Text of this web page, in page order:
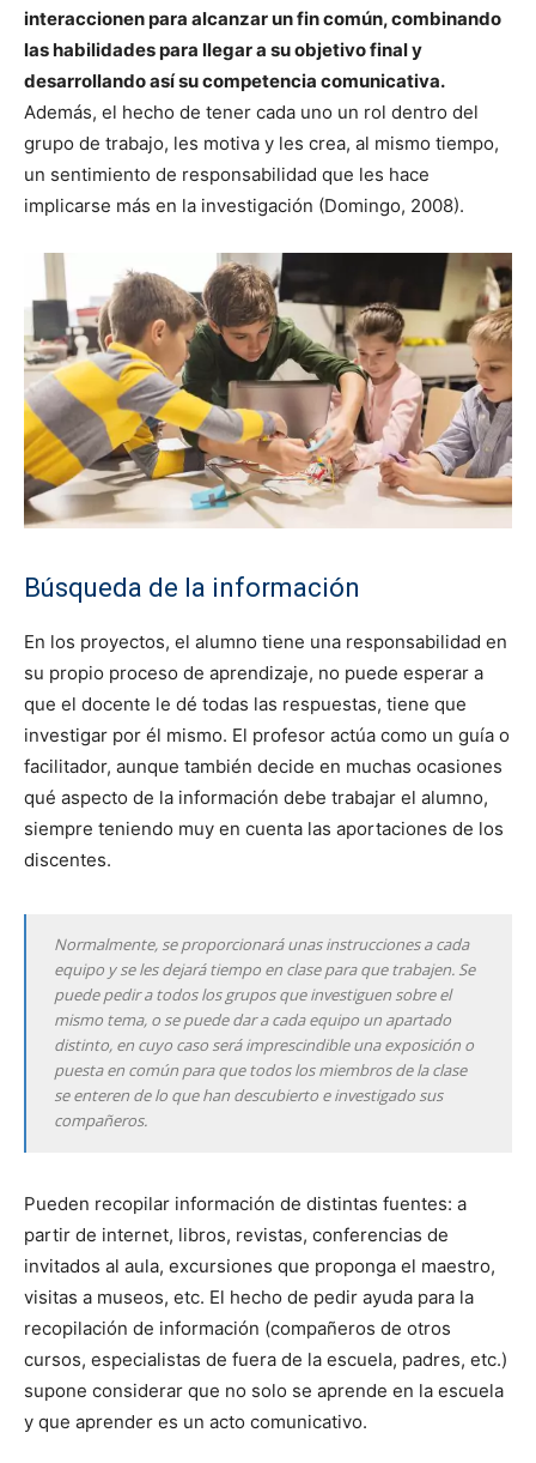
interaccionen para alcanzar un fin común, combinando
las habilidades para llegar a su objetivo final y
desarrollando así su competencia comunicativa.
Además, el hecho de tener cada uno un rol dentro del
grupo de trabajo, les motiva y les crea, al mismo tiempo,
un sentimiento de responsabilidad que les hace
implicarse más en la investigación (Domingo, 2008).
Búsqueda de la información
En los proyectos, el alumno tiene una responsabilidad en
su propio proceso de aprendizaje, no puede esperar a
que el docente le dé todas las respuestas, tiene que
investigar por él mismo. El profesor actúa como un guía o
facilitador, aunque también decide en muchas ocasiones
qué aspecto de la información debe trabajar el alumno,
siempre teniendo muy en cuenta las aportaciones de los
discentes.
Normalmente, se proporcionará unas instrucciones a cada
equipo y se les dejará tiempo en clase para que trabajen. Se
puede pedir a todos los grupos que investiguen sobre el
mismo tema, o se puede dar a cada equipo un apartado
distinto, en cuyo caso será imprescindible una exposición o
puesta en común para que todos los miembros de la clase
se enteren de lo que han descubierto e investigado sus
compañeros.
Pueden recopilar información de distintas fuentes: a
partir de internet, libros, revistas, conferencias de
invitados al aula, excursiones que proponga el maestro,
visitas a museos, etc. El hecho de pedir ayuda para la
recopilación de información (compañeros de otros
cursos, especialistas de fuera de la escuela, padres, etc.)
supone considerar que no solo se aprende en la escuela
y que aprender es un acto comunicativo.